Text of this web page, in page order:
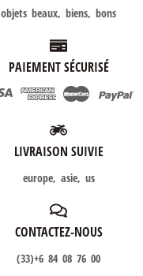
objets beaux, biens, bons
PAIEMENT SÉCURISÉ
LIVRAISON SUIVIE
europe, asie, us
CONTACTEZ-NOUS
(33)+6 84 08 76 00